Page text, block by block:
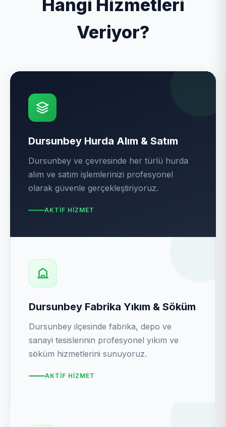
Hangi Hizmetleri
Veriyor?
Dursunbey Hurda Alım & Satım
Dursunbey ve çevresinde her türlü hurda
alım ve satım işlemlerinizi profesyonel
olarak güvenle gerçekleştiriyoruz.
AKTIF HIZMET
Dursunbey Fabrika Yıkım & Söküm
Dursunbey ilçesinde fabrika, depo ve
sanayi tesislerinin profesyonel yıkım ve
söküm hizmetlerini sunuyoruz.
AKTIF HIZMET